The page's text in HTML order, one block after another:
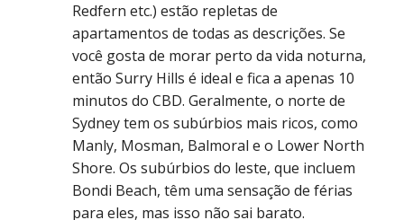
Redfern etc.) estão repletas de
apartamentos de todas as descrições. Se
você gosta de morar perto da vida noturna,
então Surry Hills é ideal e fica a apenas 10
minutos do CBD. Geralmente, o norte de
Sydney tem os subúrbios mais ricos, como
Manly, Mosman, Balmoral e o Lower North
Shore. Os subúrbios do leste, que incluem
Bondi Beach, têm uma sensação de férias
para eles, mas isso não sai barato.